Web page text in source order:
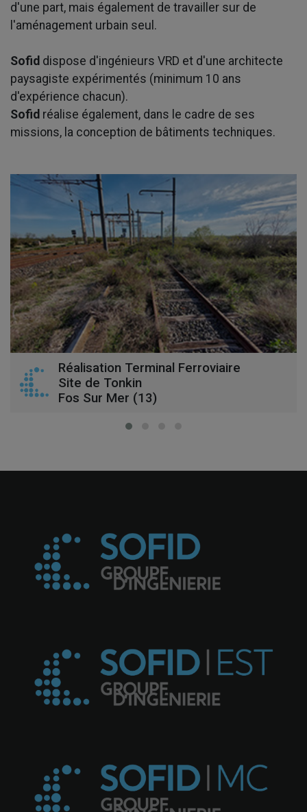
d'une part, mais également de travailler sur de
l'aménagement urbain seul.
Sofid dispose d'ingénieurs VRD et d'une architecte
paysagiste expérimentés (minimum 10 ans
d'expérience chacun).
Sofid réalise également, dans le cadre de ses
missions, la conception de bâtiments techniques.
Réalisation Terminal Ferroviaire
Site de Tonkin
Fos Sur Mer (13)